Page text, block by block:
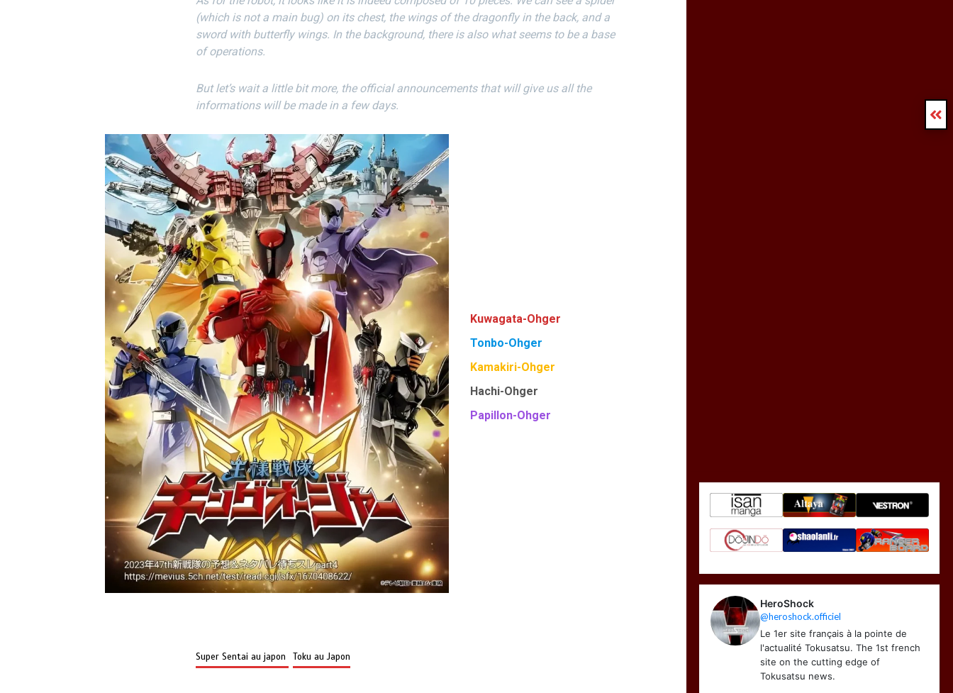
(which is not a main bug) on its chest, the wings of the dragonfly in the back, and a
sword with butterfly wings. In the background, there is also what seems to be a base
of operations.
But let’s wait a little bit more, the official announcements that will give us all the
informations will be made in a few days.
Kuwagata-Ohger
Tonbo-Ohger
Kamakiri-Ohger
Hachi-Ohger
Papillon-Ohger
Super Sentai au japon Toku au Japon
HeroShock
@heroshock.officiel
Le 1er site français à la pointe de
l'actualité Tokusatsu. The 1st french
site on the cutting edge of
Tokusatsu news.